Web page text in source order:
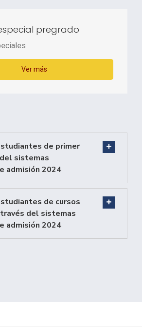
pregrado
Ver más
de primer
sistemas
admisión 2024
de cursos
del sistemas
admisión 2024